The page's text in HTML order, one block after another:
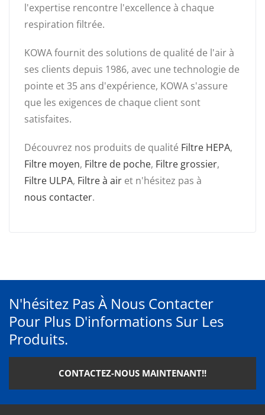
l'expertise rencontre l'excellence à chaque
respiration filtrée.
KOWA fournit des solutions de qualité de l'air à
ses clients depuis 1986, avec une technologie de
pointe et 35 ans d'expérience, KOWA s'assure
que les exigences de chaque client sont
satisfaites.
Découvrez nos produits de qualité Filtre HEPA,
Filtre moyen, Filtre de poche, Filtre grossier,
Filtre ULPA, Filtre à air et n'hésitez pas à
nous contacter.
N'hésitez Pas À Nous Contacter
Pour Plus D'informations Sur Les
Produits.
CONTACTEZ-NOUS MAINTENANT!!